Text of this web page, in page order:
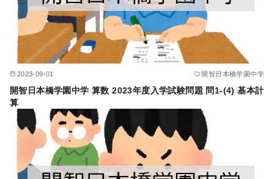
2023-09-01 開智日本橋学園中学
開智日本橋学園中学 算数 2023年度入学試験問題 問1-(4) 基本計
算